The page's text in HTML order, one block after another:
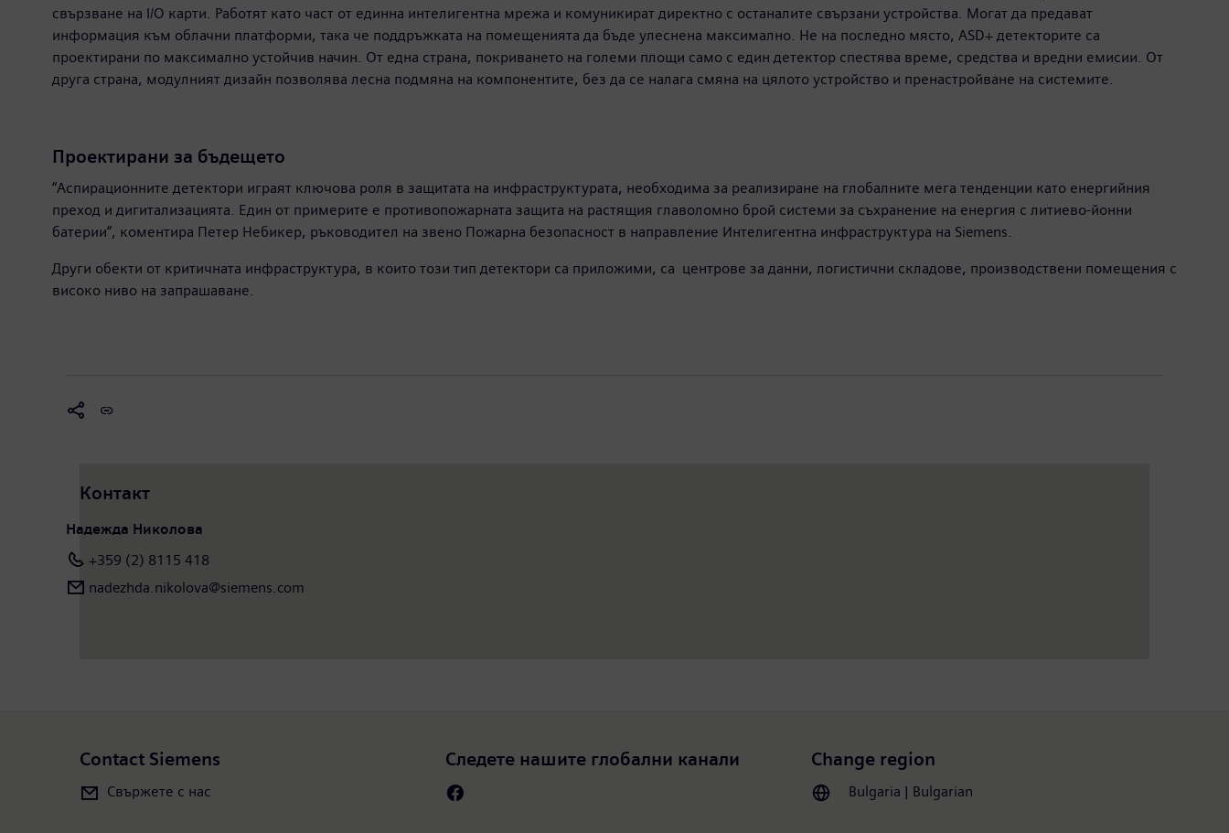
свързване на I/O карти. Работят като част от единна интелигентна мрежа и комуникират директно с останалите свързани устройства. Могат да предават
информация към облачни платформи, така че поддръжката на помещенията да бъде улеснена максимално. Не на последно място, ASD+ детекторите са
проектирани по максимално устойчив начин. От една страна, покриването на големи площи само с един детектор спестява време, средства и вредни емисии. От
друга страна, модулният дизайн позволява лесна подмяна на компонентите, без да се налага смяна на цялото устройство и пренастройване на системите.
Проектирани за бъдещето
“Аспирационните детектори играят ключова роля в защитата на инфраструктурата, необходима за реализиране на глобалните мега тенденции като енергийния
преход и дигитализацията. Един от примерите е противопожарната защита на растящия главоломно брой системи за съхранение на енергия с литиево-йонни
батерии“, коментира Петер Небикер, ръководител на звено Пожарна безопасност в направление Интелигентна инфраструктура на Siemens.
Други обекти от критичната инфраструктура, в които този тип детектори са приложими, са центрове за данни, логистични складове, производствени помещения с
високо ниво на запрашаване.
Контакт
Надежда Николова
+359 (2) 8115 418
nadezhda.nikolova@siemens.com
Contact Siemens
Свържете с нас
Следете нашите глобални канали Change region
Bulgaria | Bulgarian